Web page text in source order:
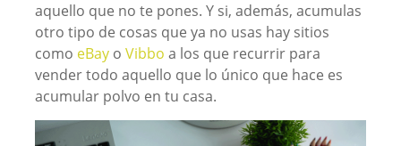
aquello que no te pones. Y si, además, acumulas
otro tipo de cosas que ya no usas hay sitios
como eBayo Vibbo a los que recurrir para
vender todo aquello que lo único que hace es
acumular polvo en tu casa.